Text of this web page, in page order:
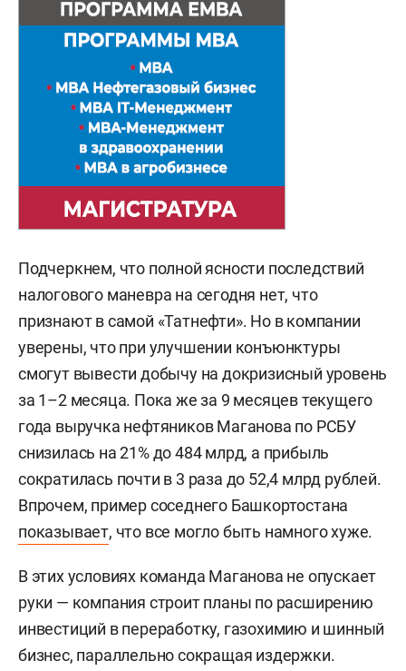
Подчеркнем, что полной ясности последствий
налогового маневра на сегодня нет, что
признают в самой «Татнефти». Но в компании
уверены, что при улучшении конъюнктуры
смогут вывести добычу на докризисный уровень
за 1–2 месяца. Пока же за 9 месяцев текущего
года выручка нефтяников Маганова по РСБУ
снизилась на 21% до 484 млрд, а прибыль
сократилась почти в 3 раза до 52,4 млрд рублей.
Впрочем, пример соседнего Башкортостана
показывает, что все могло быть намного хуже.
В этих условиях команда Маганова не опускает
руки — компания строит планы по расширению
инвестиций в переработку, газохимию и шинный
бизнес, параллельно сокращая издержки.